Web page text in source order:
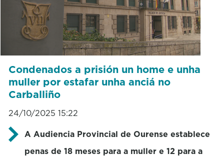
Condenados a prisión un home e unha
muller por estafar unha anciá no
Carballiño
24/10/2025 15:22
A Audiencia Provincial de Ourense establece
penas de 18 meses para a muller e 12 para a